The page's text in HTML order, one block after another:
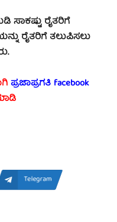
ರೈತರಿಗೆ
ರೈತರಿಗೆ ತಲುಪಿಸಲು
ಪ್ರಜಾಪ್ರಗತಿ facebook
Telegram